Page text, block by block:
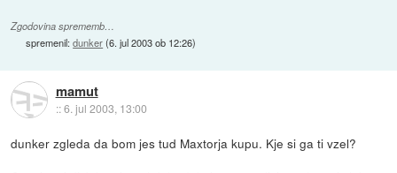
Zgodovina sprememb…
spremenil:dunker(6. jul 2003 ob 12:26)
mamut
::6. jul 2003, 13:00
dunker zgleda da bom jes tud Maxtorja kupu. Kje si ga ti vzel?